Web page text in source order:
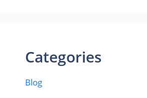
Categories
Blog